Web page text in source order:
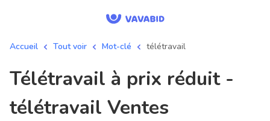
Accueil Tout voir Mot-clé télétravail
télétravail à prix réduit -
télétravail Ventes